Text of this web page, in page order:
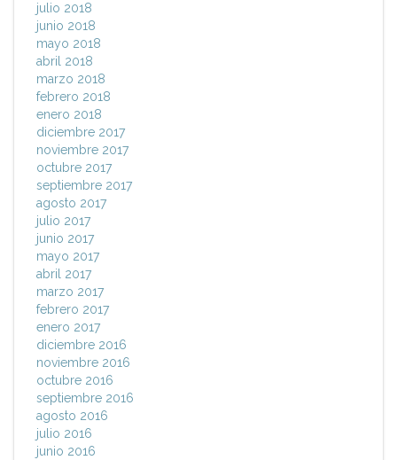
julio 2018
junio 2018
mayo 2018
abril 2018
marzo 2018
febrero 2018
enero 2018
diciembre 2017
noviembre 2017
octubre 2017
septiembre 2017
agosto 2017
julio 2017
junio 2017
mayo 2017
abril 2017
marzo 2017
febrero 2017
enero 2017
diciembre 2016
noviembre 2016
octubre 2016
septiembre 2016
agosto 2016
julio 2016
junio 2016